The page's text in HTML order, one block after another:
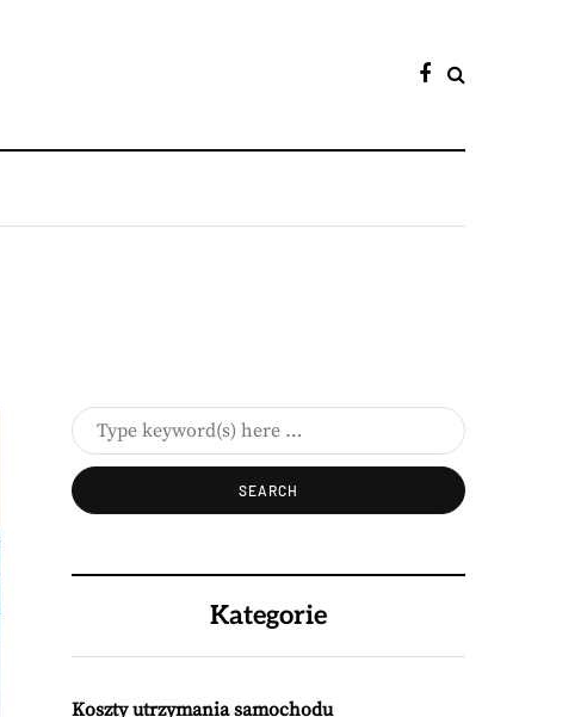
Kategorie
Koszty utrzymania samochodu